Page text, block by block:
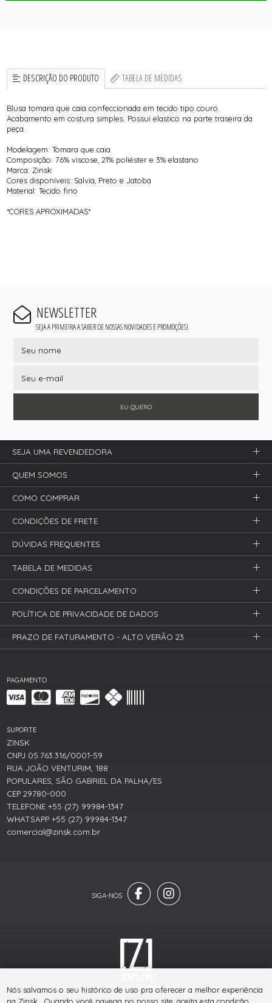
DESCRIÇÃO DO PRODUTO TABELA DE MEDIDAS
Blusa tomara que caia confeccionada em tecido tipo couro.
Acabamento em costura simples. Possui elastico na parte traseira da
peça.
Modelagem: Tomara que caia
Composição: 76% viscose, 21% poliéster e 3% elastano
Marca: Zinsk
Cores disponíveis: Salvia, Preto e Jatoba
Material: Tecido fino
*CORES APROXIMADAS*
NEWSLETTER
SEJA A PRIMEIRA A SABER DE NOSSAS NOVIDADES E PROMOÇÕES!
EU QUERO
PAGAMENTO
SUPORTE
ZINSK
CNPJ 05.763.316/0001-59
RUA JOÃO VENTURIM, 188
POPULARES, SÃO GABRIEL DA PALHA/ES
CEP 29780-000
TELEFONE +55 (27) 99984-1347
WHATSAPP +55 (27) 99984-1347
comercial@zinsk.com.br
SEJA UMA REVENDEDORA
QUEM SOMOS
COMO COMPRAR
CONDIÇÕES DE FRETE
DÚVIDAS FREQUENTES
TABELA DE MEDIDAS
CONDIÇÕES DE PARCELAMENTO
POLÍTICA DE PRIVACIDADE DE DADOS
PRAZO DE FATURAMENTO - ALTO VERÃO 23
® TODOS DIREITOS RESERVADOS
Nós salvamos o seu histórico de uso pra oferecer a melhor experiência